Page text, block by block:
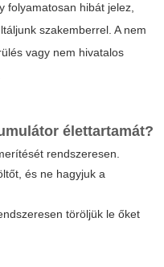
folyamatosan hibát jelez,
szakemberrel. A nem
vagy nem hivatalos
élettartamát?
rendszeresen.
és ne hagyjuk a
töröljük le őket